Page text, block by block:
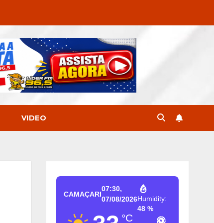
VIDEO
CAMAÇARI
07:30,
07/08/2026
°C
Humidity:
48 %